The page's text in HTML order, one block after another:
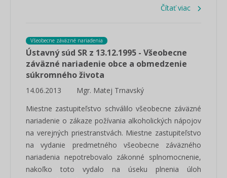
Čítať viac
Všeobecne záväzné nariadenia
Ústavný súd SR z 13.12.1995 - Všeobecne
záväzné nariadenie obce a obmedzenie
súkromného života
14.06.2013
Mgr. Matej Trnavský
Miestne zastupiteľstvo schválilo všeobecne záväzné
nariadenie o zákaze požívania alkoholických nápojov
na verejných priestranstvách. Miestne zastupiteľstvo
na vydanie predmetného všeobecne záväzného
nariadenia nepotrebovalo zákonné splnomocnenie,
nakoľko toto vydalo na úseku plnenia úloh